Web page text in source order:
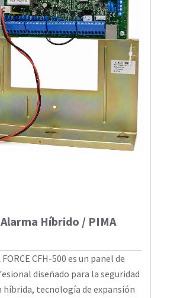
Híbrido / PIMA
CFH-500 es un panel de
diseñado para la seguridad
híbrida, tecnología de expansión